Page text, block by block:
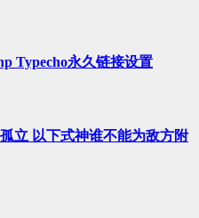
Typecho永久链接设置
立 以下式神谁不能为敌方附